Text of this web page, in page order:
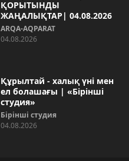
ҚОРЫТЫНДЫ
ЖАҢАЛЫҚТАР| 04.08.2026
ARQA-AQPARAT
04.08.2026
Құрылтай - халық үні мен
ел болашағы | «Бірінші
студия»
Бірінші студия
04.08.2026